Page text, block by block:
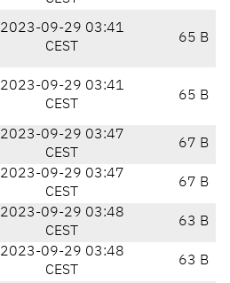
2023-09-29 03:41
CEST
65 B
2023-09-29 03:41
CEST
65 B
2023-09-29 03:47
CEST
67 B
2023-09-29 03:47
CEST
67 B
2023-09-29 03:48
CEST
63 B
2023-09-29 03:48
CEST
63 B